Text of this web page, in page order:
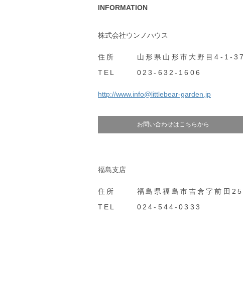
INFORMATION
株式会社ウンノハウス
住所
山形県山形市大野目4-1-37
TEL
023-632-1606
http://www.info@littlebear-garden.jp
お問い合わせはこちらから
福島支店
住所
福島県福島市吉倉字前田
TEL
024-544-0333